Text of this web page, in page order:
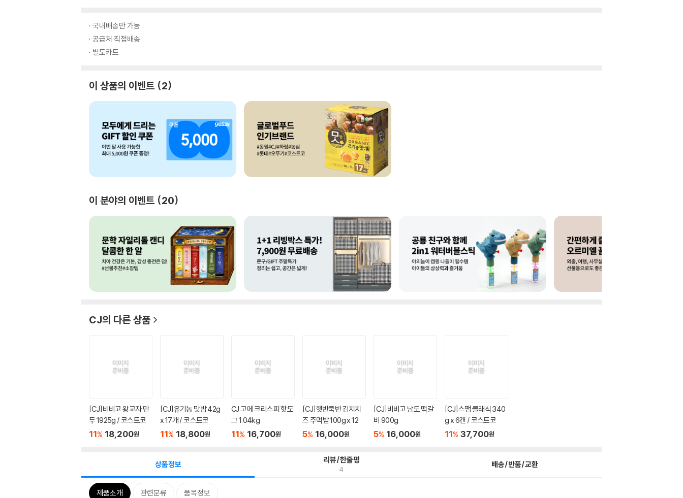
국내배송만 가능
공급처 직접배송
별도카트
이 상품의 이벤트 2
이 분야의 이벤트 20
CJ의 다른 상품
[CJ]비비고 왕교자 만
두 1925g / 코스트코
11% 18,200원
[CJ]유기농 맛밤 42g
x 17개 / 코스트코
11% 18,800원
CJ 고메 크리스피 핫도
그 1.04kg
11% 16,700원
[CJ]햇반쿡반 김치치
즈 주먹밥 100g x 12
5% 16,000원
[CJ]비비고 남도 떡갈
비 900g
5% 16,000원
[CJ]스팸 클래식 340
g x 6캔 / 코스트코
11% 37,700원
상품정보 리뷰/한줄평
4 배송/반품/교환
제품소개 관련분류 품목정보